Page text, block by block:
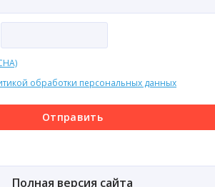
обработки персональных данных
Отправить
Полная версия сайта